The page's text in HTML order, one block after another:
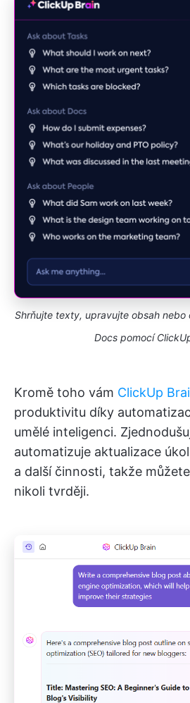
Shrňujte texty, upravujte obsah
Docs pomocí
Kromě toho vám ClickUp
produktivitu díky
umělé inteligenci.
automatizuje aktualizace
a další činnosti, takže
nikoli tvrději.